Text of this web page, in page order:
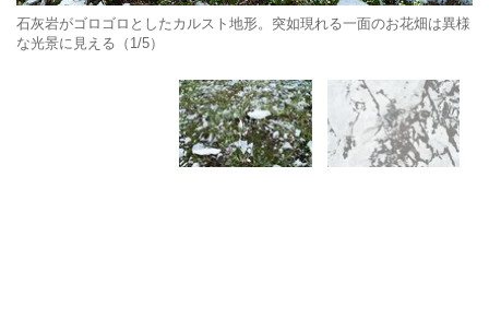
石灰岩がゴロゴロとしたカルスト地形。突如現れる一面のお花畑は異様
な光景に見える（1/5）